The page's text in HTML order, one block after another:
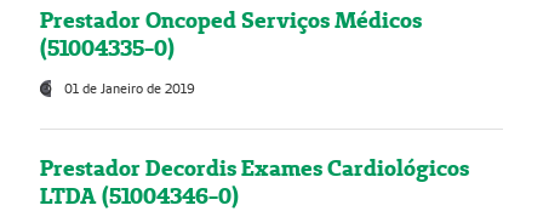
Prestador Oncoped Serviços Médicos
(51004335-0)
01 de Janeiro de 2019
Prestador Decordis Exames Cardiológicos
LTDA (51004346-0)